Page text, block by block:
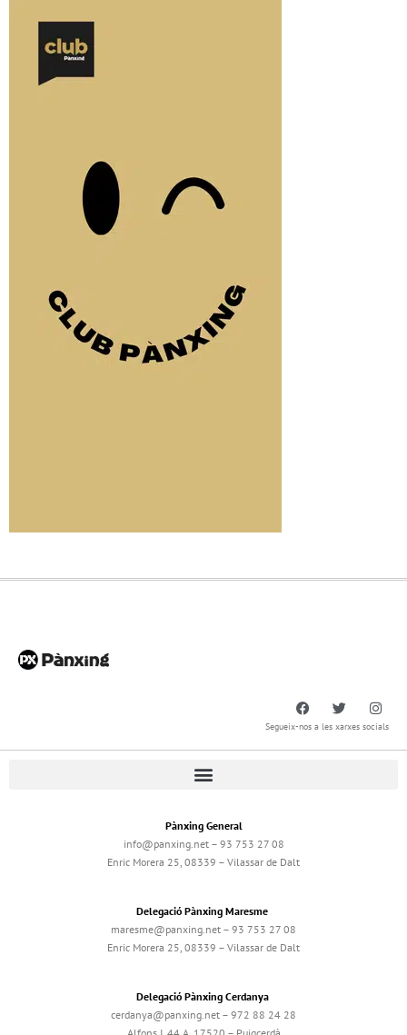
Segueix-nos a les xarxes socials
Pànxing General
info@panxing.net – 93 753 27 08
Enric Morera 25, 08339 – Vilassar de Dalt
Delegació Pànxing Maresme
maresme@panxing.net – 93 753 27 08
Enric Morera 25, 08339 – Vilassar de Dalt
Delegació Pànxing Cerdanya
cerdanya@panxing.net – 972 88 24 28